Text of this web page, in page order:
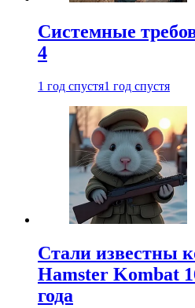
Системные
4
1 год спустя1 год спустя
Стали известны
Hamster Kombat
года